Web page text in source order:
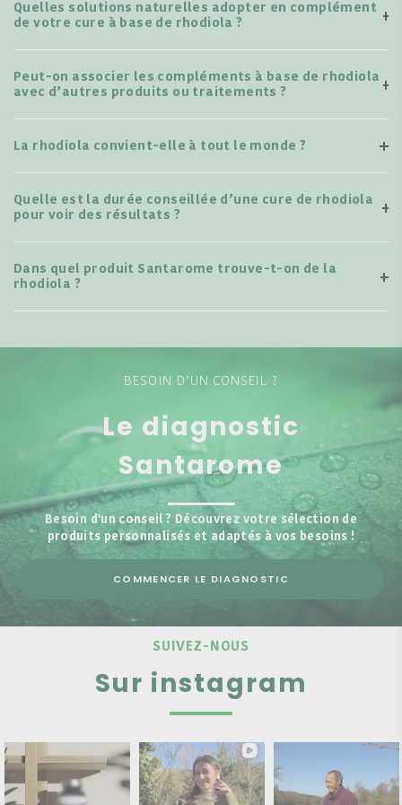
Quelles solutions naturelles adopter en complément
de votre cure à base de rhodiola ?
Peut-on associer les compléments à base de rhodiola
avec d’autres produits ou traitements ?
La rhodiola convient-elle à tout le monde ?
Quelle est la durée conseillée d’une cure de rhodiola
pour voir des résultats ?
Dans quel produit Santarome trouve-t-on de la
rhodiola ?
BESOIN D’UN CONSEIL ?
Le diagnostic
Santarome
Besoin d'un conseil ? Découvrez votre sélection de
produits personnalisés et adaptés à vos besoins !
COMMENCER LE DIAGNOSTIC
SUIVEZ-NOUS
Sur instagram